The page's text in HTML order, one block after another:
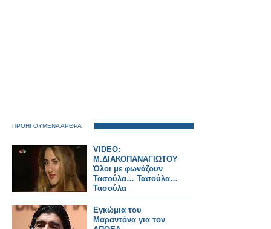
ΠΡΟΗΓΟΥΜΕΝΑ ΑΡΘΡΑ
VIDEO:
M.ΔΙΑΚΟΠΑΝΑΓΙΩΤΟΥ:
Όλοι με φωνάζουν
Τασούλα… Τασούλα…
Τασούλα
Εγκώμια του
Μαραντόνα για τον